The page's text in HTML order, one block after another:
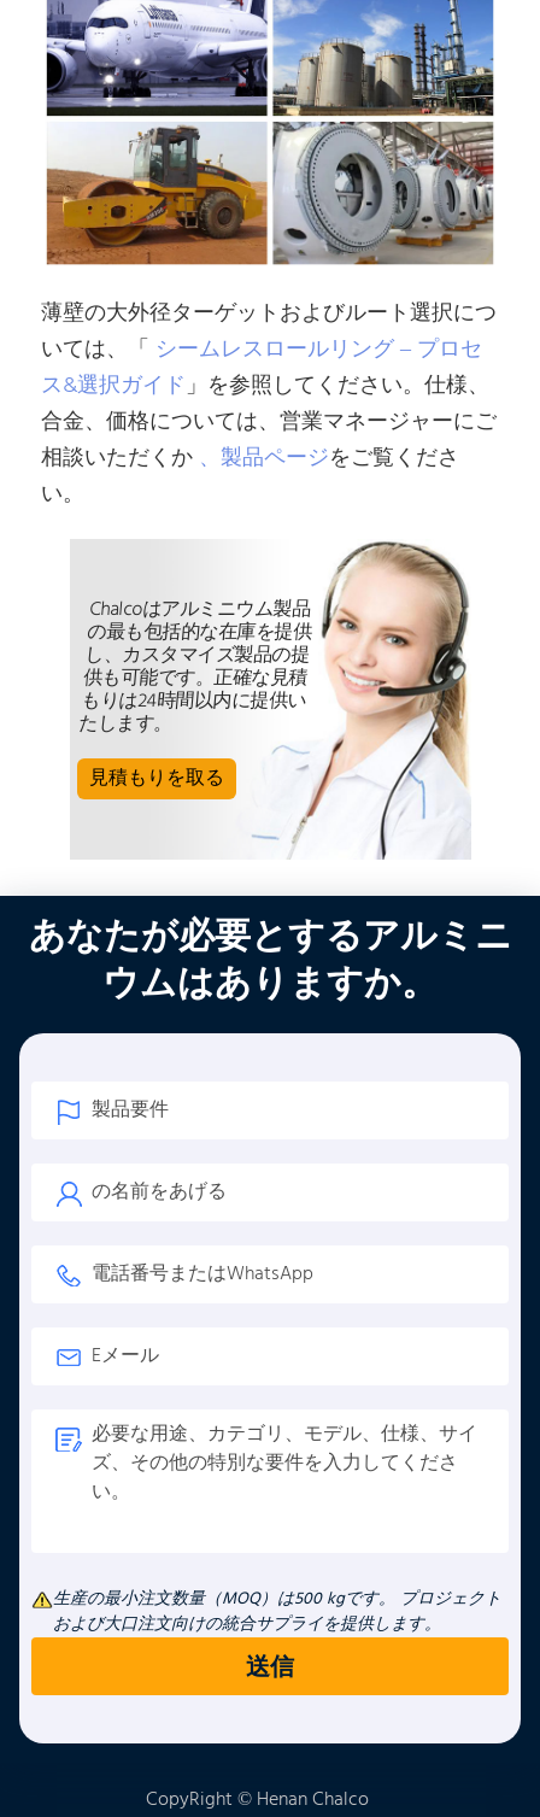
薄壁の大外径ターゲットおよびルート選択につ
いては、「 シームレスロールリング – プロセ
ス&選択ガイド」を参照してください。仕様、
合金、価格については、営業マネージャーにご
相談いただくか 、製品ページをご覧くださ
い。
Chalcoはアルミニウム製品
の最も包括的な在庫を提供
し、カスタマイズ製品の提
供も可能です。正確な見積
もりは24時間以内に提供い
たします。
見積もりを取る
あなたが必要とするアルミニ
ウムはありますか。
生産の最小注文数量（MOQ）は500 kgです。 プロジェクト
および大口注文向けの統合サプライを提供します。
CopyRight © Henan Chalco